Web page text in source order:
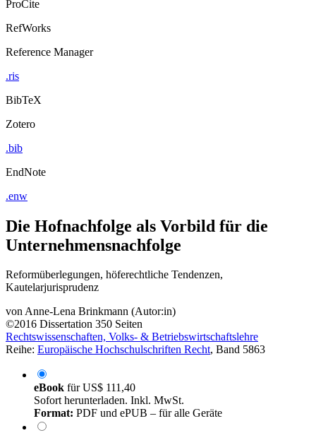
ProCite
RefWorks
Reference Manager
.ris
BibTeX
Zotero
.bib
EndNote
.enw
Die Hofnachfolge als Vorbild für die
Unternehmensnachfolge
Reformüberlegungen, höferechtliche Tendenzen,
Kautelarjurisprudenz
vonAnne-Lena Brinkmann (Autor:in)
©2016 Dissertation 350 Seiten
Rechtswissenschaften, Volks- & Betriebswirtschaftslehre
Reihe: Europäische Hochschulschriften Recht, Band 5863
eBook fürUS$ 111,40
Sofort herunterladen. Inkl. MwSt.
Format: PDF und ePUB – für alle Geräte